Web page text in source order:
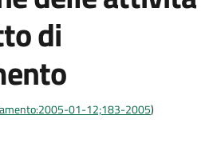
di
01-12;183-2005)